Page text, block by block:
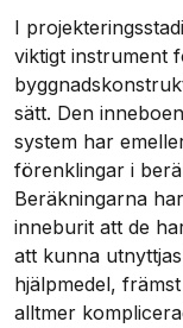
I
viktigt instrument
sätt. Den
system har
förenklingar i
Beräkningarna
inneburit att de
att kunna
hjälpmedel,
alltmer